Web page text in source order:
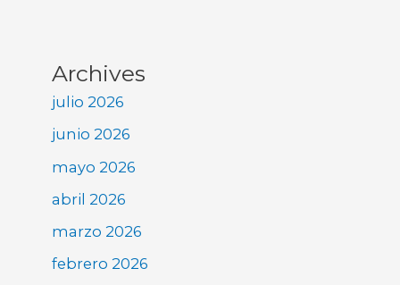
Archives
julio 2026
junio 2026
mayo 2026
abril 2026
marzo 2026
febrero 2026